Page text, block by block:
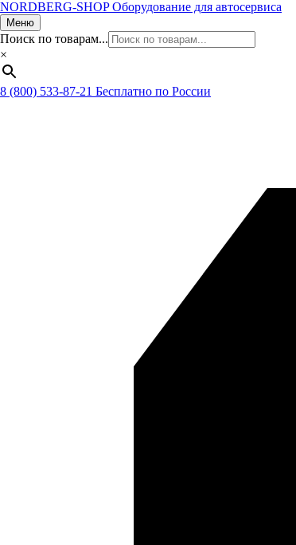
NORDBERG-SHOP Оборудование для автосервиса
Меню
Поиск по товарам...
×
8 (800) 533-87-21 Бесплатно по России